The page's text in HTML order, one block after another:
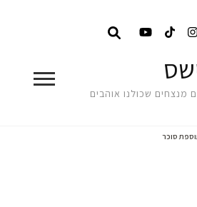
מנצחים שכולנו אוהבים
סוכר